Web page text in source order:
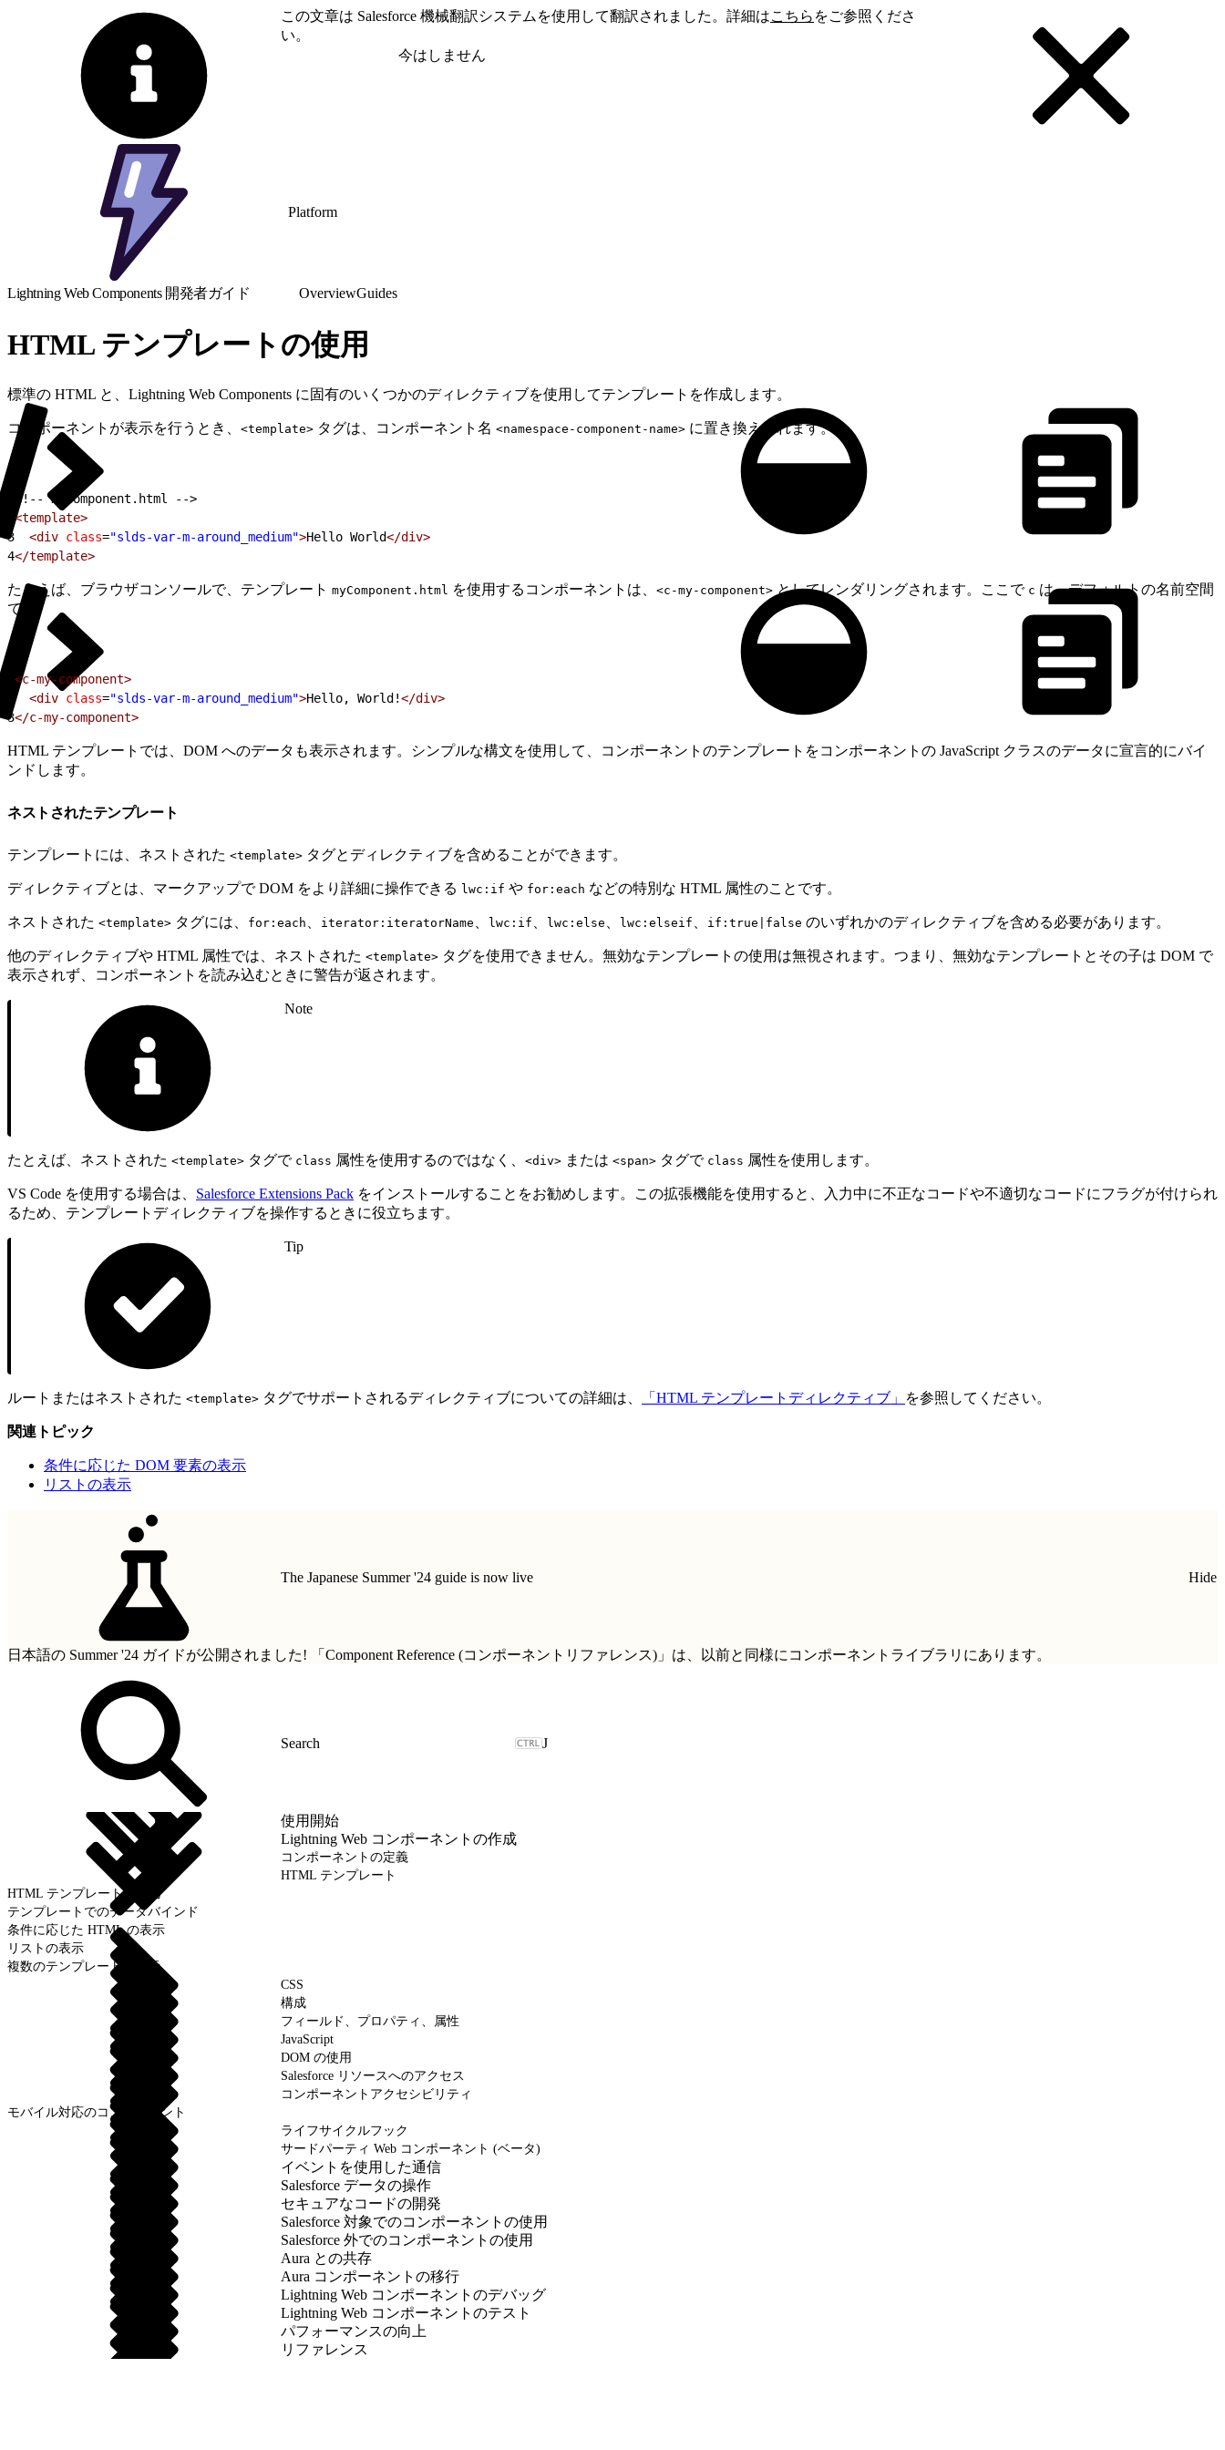
この文章は Salesforce 機械翻訳システムを使用して翻訳されました。詳細はこちら をご参照くださ
い。
今はしません
Platform
Lightning Web Components 開発者ガイド OverviewGuides
HTML テンプレートの使用
標準の HTML と、Lightning Web Components に固有のいくつかのディレクティブを使用してテンプレートを作成します。
コンポーネントが表示を行うとき、 <template> タグは、コンポーネント名 <namespace-component-name> に置き換えられます。
<!-- myComponent.html -->
<template>
3
  <div
class="slds-var-m-around_medium">Hello World</div>
4</template>
たとえば、ブラウザコンソールで、テンプレート myComponent.html を使用するコンポーネントは、 <c-my-component> としてレンダリングされます。ここで c は、デフォルトの名前空間
です。
<c-my-component>
  <div
class="slds-var-m-around_medium">Hello, World!</div>
3</c-my-component>
HTML テンプレートでは、DOM へのデータも表示されます。シンプルな構文を使用して、コンポーネントのテンプレートをコンポーネントの JavaScript クラスのデータに宣言的にバイ
ンドします。
ネストされたテンプレート
テンプレートには、ネストされた <template> タグとディレクティブを含めることができます。
ディレクティブとは、マークアップで DOM をより詳細に操作できる lwc:if や for:each などの特別な HTML 属性のことです。
ネストされた <template> タグには、 for:each iterator:iteratorName lwc:if lwc:else lwc:elseif if:true|false のいずれかのディレクティブを含める必要があります。
他のディレクティブや HTML 属性では、ネストされた <template> タグを使用できません。無効なテンプレートの使用は無視されます。つまり、無効なテンプレートとその子は DOM で
表示されず、コンポーネントを読み込むときに警告が返されます。
Note
たとえば、ネストされた <template> タグで class 属性を使用するのではなく、 <div> または <span> タグで class 属性を使用します。
VS Code を使用する場合は、 Salesforce Extensions Pack をインストールすることをお勧めします。この拡張機能を使用すると、入力中に不正なコードや不適切なコードにフラグが付けられ
るため、テンプレートディレクティブを操作するときに役立ちます。
Tip
ルートまたはネストされた <template> タグでサポートされるディレクティブについての詳細は、 「HTML テンプレートディレクティブ」 を参照してください。
関連トピック
条件に応じた DOM 要素の表示
リストの表示
The Japanese Summer '24 guide is now live Hide
日本語の Summer '24 ガイドが公開されました! 「Component Reference (コンポーネントリファレンス)」 は、以前と同様にコンポーネントライブラリにあります。
J
使用開始
Lightning Web コンポーネントの作成
コンポーネントの定義
HTML テンプレート
HTML テンプレートの使用
テンプレートでのデータバインド
条件に応じた HTML の表示
リストの表示
複数のテンプレートの表示
CSS
構成
フィールド、プロパティ、属性
JavaScript
DOM の使用
Salesforce リソースへのアクセス
コンポーネントアクセシビリティ
モバイル対応のコンポーネント
ライフサイクルフック
サードパーティ Web コンポーネント (ベータ)
イベントを使用した通信
Salesforce データの操作
セキュアなコードの開発
Salesforce 対象でのコンポーネントの使用
Salesforce 外でのコンポーネントの使用
Aura との共存
Aura コンポーネントの移行
Lightning Web コンポーネントのデバッグ
Lightning Web コンポーネントのテスト
パフォーマンスの向上
リファレンス